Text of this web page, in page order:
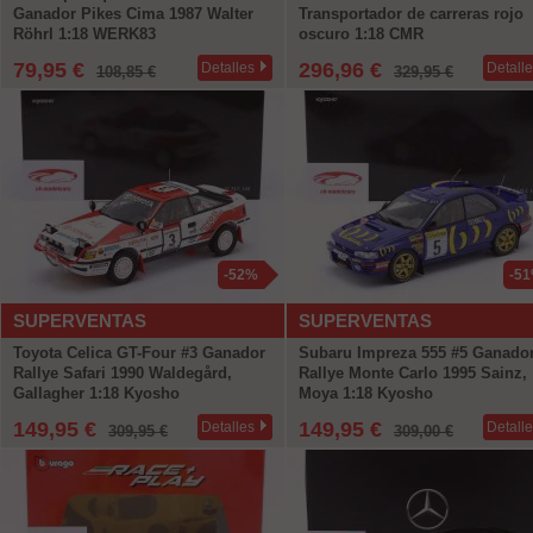
Ganador Pikes Cima 1987 Walter
Röhrl 1:18 WERK83
79,95 € 108,85 € Detalles
Transportador de carreras rojo
oscuro 1:18 CMR
296,96 € 329,95 €
SUPERVENTAS
-52%
Toyota Celica GT-Four #3 Ganador
Rallye Safari 1990 Waldegård,
Gallagher 1:18 Kyosho
149,95 € 309,95 € Detalles
SUPERVENTAS
-
Subaru Impreza 555 #5
Rallye Monte Carlo 1995 Sainz,
Moya 1:18 Kyosho
149,95 € 309,00 €